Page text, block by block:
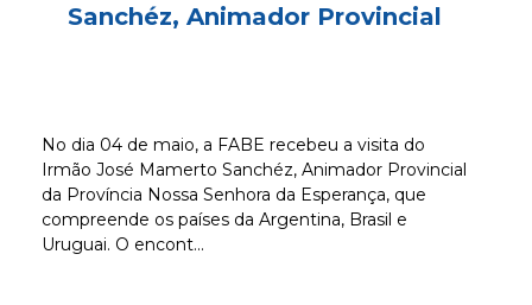
Sanchéz, Animador Provincial
No dia 04 de maio, a FABE recebeu a visita do
Irmão José Mamerto Sanchéz, Animador Provincial
da Província Nossa Senhora da Esperança, que
compreende os países da Argentina, Brasil e
Uruguai. O encont...